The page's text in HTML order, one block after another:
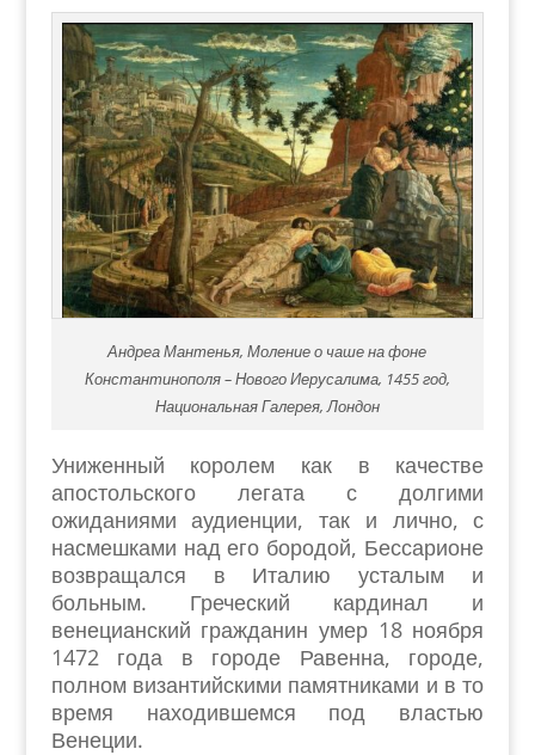
Андреа Мантенья, Моление о чаше на фоне
Константинополя – Нового Иерусалима, 1455 год,
Национальная Галерея, Лондон
Униженный королем как в качестве
апостольского легата с долгими
ожиданиями аудиенции, так и лично, с
насмешками над его бородой, Бессарионе
возвращался в Италию усталым и
больным. Греческий кардинал и
венецианский гражданин умер 18 ноября
1472 года в городе Равенна, городе,
полном византийскими памятниками и в то
время находившемся под властью
Венеции.